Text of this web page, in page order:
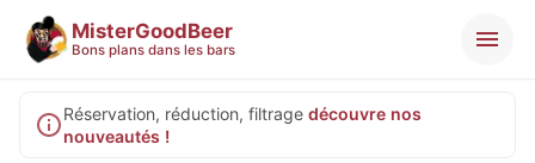
MisterGoodBeer
Bons plans dans les bars
Réservation, réduction, filtrage découvre nos
nouveautés !